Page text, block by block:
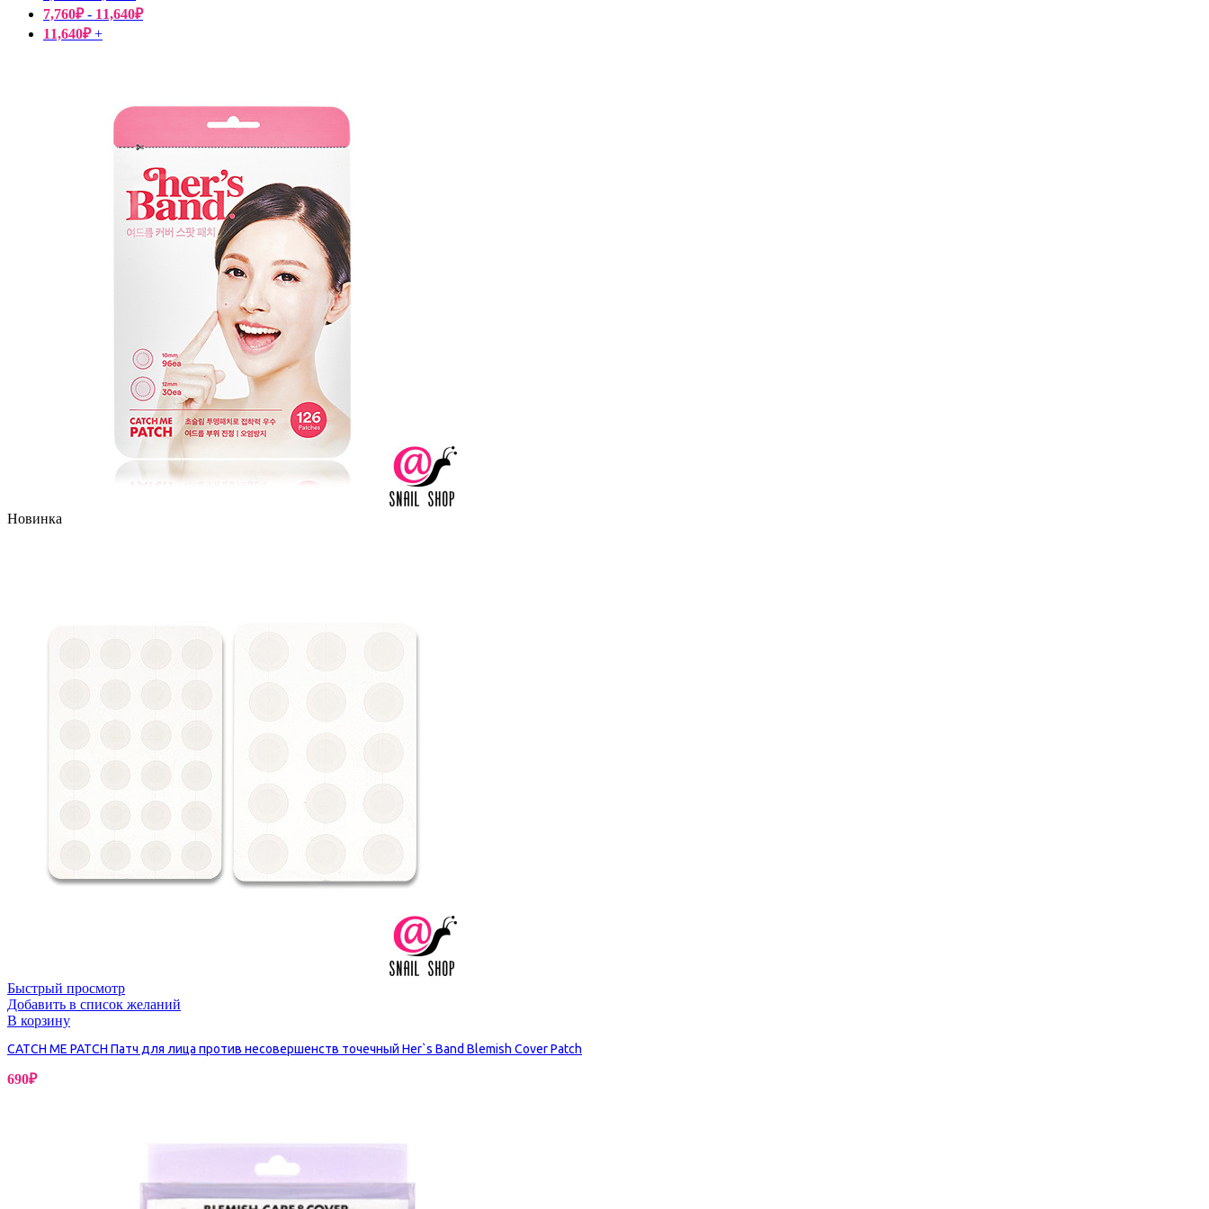
Бытовая химия
7,760₽- 11,640₽
11,640₽+
Новинка
Быстрый просмотр
Добавить в список желаний
В корзину
CATCH ME PATCH Патч для лица против несовершенств точечный Her`s Band Blemish Сover Patch
690₽